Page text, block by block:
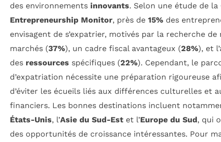
des environnements innovants. Selon une étude de la
Entrepreneurship Monitor, près de 15% des
envisagent de s’expatrier, motivés par la recherche de
marchés (37%), un cadre fiscal avantageux (28%), et
des ressources spécifiques (22%). Cependant, le
d’expatriation nécessite une préparation rigoureuse
d’éviter les écueils liés aux différences culturelles et
financiers. Les bonnes destinations incluent
États-Unis, l’Asie du Sud-Est et l’Europe du Sud, qui
des opportunités de croissance intéressantes. Pour